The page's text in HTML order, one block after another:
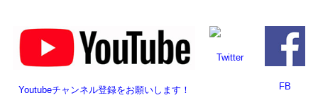
Youtubeチャンネル登録をお願いします！
Twitter
FB